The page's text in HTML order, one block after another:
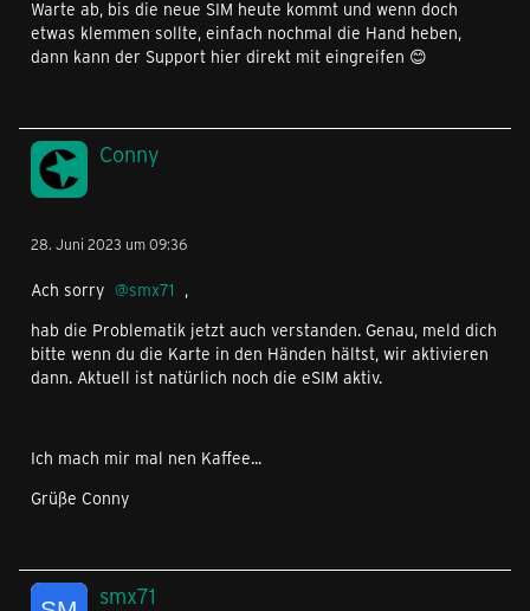
Warte ab, bis die neue SIM heute kommt und wenn doch
etwas klemmen sollte, einfach nochmal die Hand heben,
dann kann der Support hier direkt mit eingreifen 😊
Conny
28. Juni 2023 um 09:36
Ach sorry smx71 ,
hab die Problematik jetzt auch verstanden. Genau, meld dich
bitte wenn du die Karte in den Händen hältst, wir aktivieren
dann. Aktuell ist natürlich noch die eSIM aktiv.
Ich mach mir mal nen Kaffee...
Grüße Conny
smx71